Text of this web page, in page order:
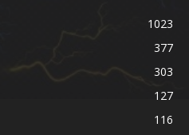
1023
377
303
127
116